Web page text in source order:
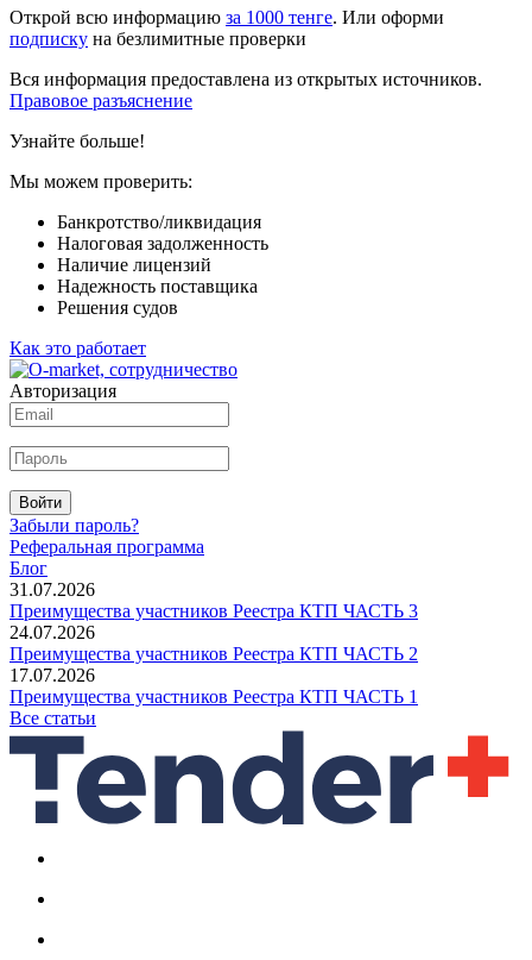
Открой всю информацию за 1000 тенге. Или оформи
подписку на безлимитные проверки
Вся информация предоставлена из открытых источников.
Правовое разъяснение
Узнайте больше!
Мы можем проверить:
Банкротство/ликвидация
Налоговая задолженность
Наличие лицензий
Надежность поставщика
Решения судов
Как это работает
Авторизация
Войти
Забыли пароль?
Реферальная программа
Блог
31.07.2026
Преимущества участников Реестра КТП ЧАСТЬ 3
24.07.2026
Преимущества участников Реестра КТП ЧАСТЬ 2
17.07.2026
Преимущества участников Реестра КТП ЧАСТЬ 1
Все статьи